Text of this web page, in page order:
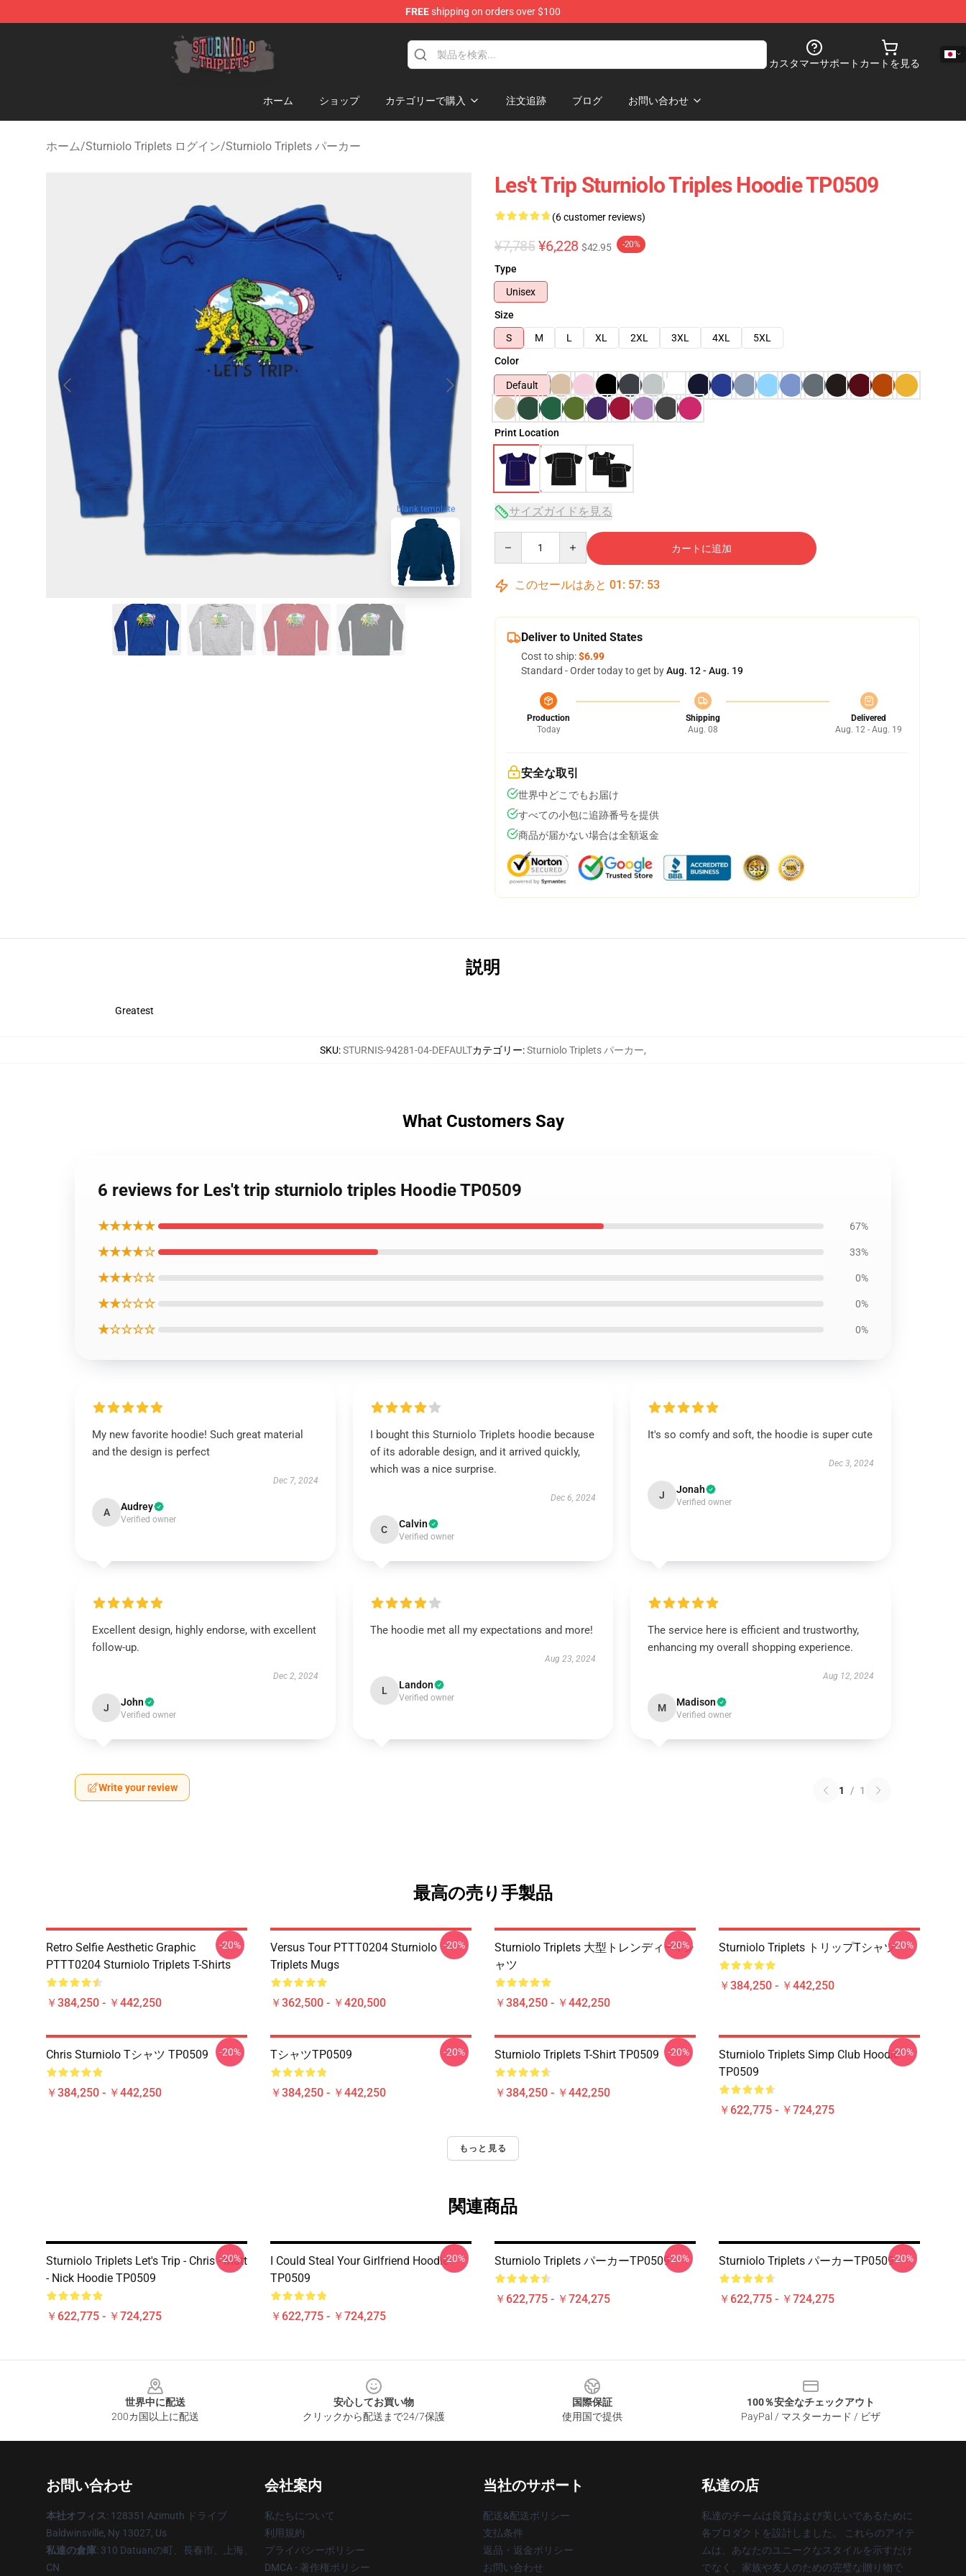
FREEshipping on orders over $100
Sturniolo Triplets Shop - Official Sturniolo Triplets Merchandise Store
カスタマーサポート カートを見る
ホーム ショップ カテゴリーで購入 注文追跡 ブログ お問い合わせ
ホーム/Sturniolo Triplets ログイン/Sturniolo Triplets パーカー
blank template
Les't Trip Sturniolo Triples Hoodie TP0509
(6 customer reviews)
¥7,785 ¥6,228 $42.95 -20%
Type
Unisex
Size
S
M L XL 2XL 3XL 4XL
5XL
Color
Default
Print Location
サイズガイドを見る
カートに追加
このセールはあと 01 : 57: 52
Deliver to United States
Cost to ship:$6.99
Standard - Order today to get byAug. 12 - Aug. 19
Production
Today
Shipping
Aug. 08
Delivered
Aug. 12 - Aug. 19
安全な取引
世界中どこでもお届け
すべての小包に追跡番号を提供
商品が届かない場合は全額返金
説明
Greatest
SKU:STURNIS-94281-04-DEFAULTカテゴリー:Sturniolo Triplets パーカー,
What Customers Say
6 reviews for Les't trip sturniolo triples Hoodie TP0509
★★★★★ 67%
★★★★☆ 33%
★★★☆☆ 0%
★★☆☆☆ 0%
★☆☆☆☆ 0%
My new favorite hoodie! Such great material
and the design is perfect
Dec 7, 2024
A Audrey
Verified owner
I bought this Sturniolo Triplets hoodie because
of its adorable design, and it arrived quickly,
which was a nice surprise.
Dec 6, 2024
C Calvin
Verified owner
It's so comfy and soft, the hoodie is super cute
Dec 3, 2024
J Jonah
Verified owner
Excellent design, highly endorse, with excellent
follow-up.
Dec 2, 2024
J John
Verified owner
The hoodie met all my expectations and more!
Aug 23, 2024
L Landon
Verified owner
The service here is efficient and trustworthy,
enhancing my overall shopping experience.
Aug 12, 2024
M Madison
Verified owner
Write your review 1 / 1
最高の売り手製品
Retro Selfie Aesthetic Graphic
PTTT0204 Sturniolo Triplets T-Shirts
￥384,250 - ￥442,250
-20%
Versus Tour PTTT0204 Sturniolo
Triplets Mugs
￥362,500 - ￥420,500
-20%
Sturniolo Triplets 大型トレンディーTシ
ャツ
￥384,250 - ￥442,250
-20% Sturniolo Triplets トリップTシャツ
￥384,250 - ￥442,250
-20%
Chris Sturniolo Tシャツ TP0509
￥384,250 - ￥442,250
-20% TシャツTP0509
￥384,250 - ￥442,250
-20% Sturniolo Triplets T-Shirt TP0509
￥384,250 - ￥442,250
-20%
Sturniolo Triplets Simp Club Hoodie
TP0509
￥622,775 - ￥724,275
-20%
もっと見る
関連商品
Sturniolo Triplets Let's Trip - Chris - Matt
- Nick Hoodie TP0509
￥622,775 - ￥724,275
-20%
I Could Steal Your Girlfriend Hoodie
TP0509
￥622,775 - ￥724,275
-20% Sturniolo Triplets パーカーTP0509
￥622,775 - ￥724,275
-20% Sturniolo Triplets パーカーTP0509
￥622,775 - ￥724,275
-20%
世界中に配送
200カ国以上に配送
安心してお買い物
クリックから配送まで24/7保護
国際保証
使用国で提供
100％安全なチェックアウト
PayPal / マスターカード / ビザ
お問い合わせ
本社オフィス: 128351 Azimuth ドライブ
Baldwinsville, Ny 13027, Us
私達の倉庫: 310 Datuanの町、長春市、上海、
CN
会社案内
私たちについて
利用規約
プライバシーポリシー
DMCA - 著作権ポリシー
当社のサポート
配送&配送ポリシー
支払条件
返品・返金ポリシー
お問い合わせ
私達の店
私達のチームは良質および美しいであるために
各プロダクトを設計しました。 これらのアイテ
ムは、あなたのユニークなスタイルを示すだけ
でなく、家族や友人のための完璧な贈り物で